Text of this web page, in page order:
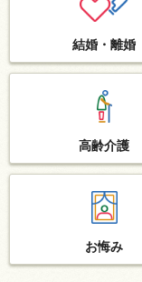
結婚・離婚
高齢介護
お悔み